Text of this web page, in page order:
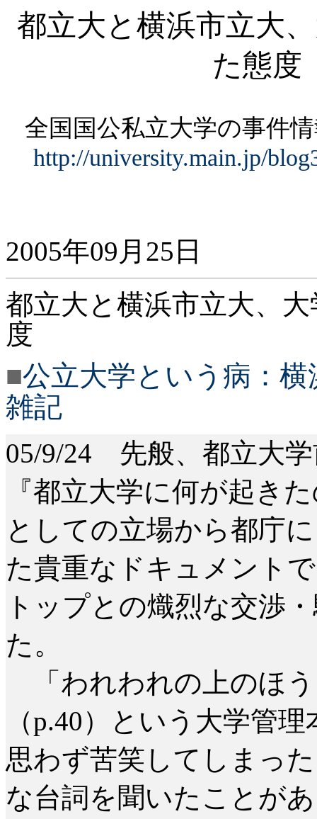
都立大と横浜市立大
た態度
全国国公私立大学の事件
http://university.main.jp/
2005年09 月 25 日
都立大と横浜市立大、
度
■公立大学という病：
雑記
05/9/24 先般、都立大
『都立大学に何が起き
としての立場から都庁
た貴重なドキュメント
トップとの熾烈な交渉
た。
「われわれの上のほ
（p.40）という大学管
思わず苦笑してしまっ
な台詞を聞いたことが